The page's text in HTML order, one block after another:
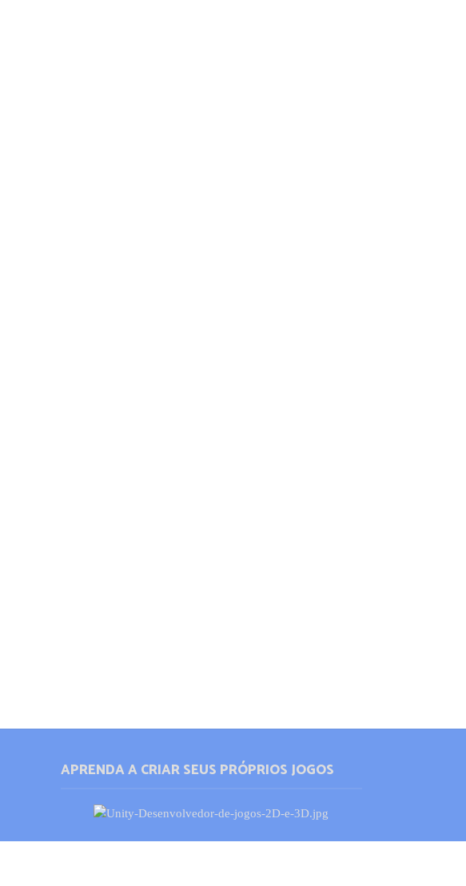
APRENDA A CRIAR SEUS PRÓPRIOS JOGOS